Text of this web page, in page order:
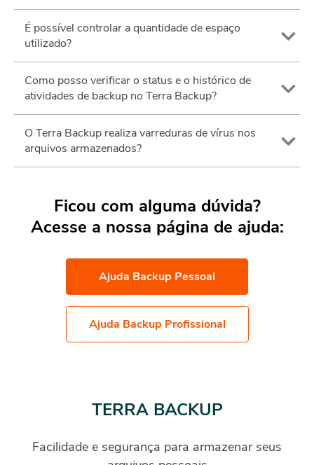
É possível controlar a quantidade de espaço
utilizado?
Como posso verificar o status e o histórico de
atividades de backup no Terra Backup?
O Terra Backup realiza varreduras de vírus nos
arquivos armazenados?
Ficou com alguma dúvida?
Acesse a nossa página de ajuda:
Ajuda Backup Pessoal
Ajuda Backup Profissional
TERRA BACKUP
Facilidade e segurança para armazenar seus